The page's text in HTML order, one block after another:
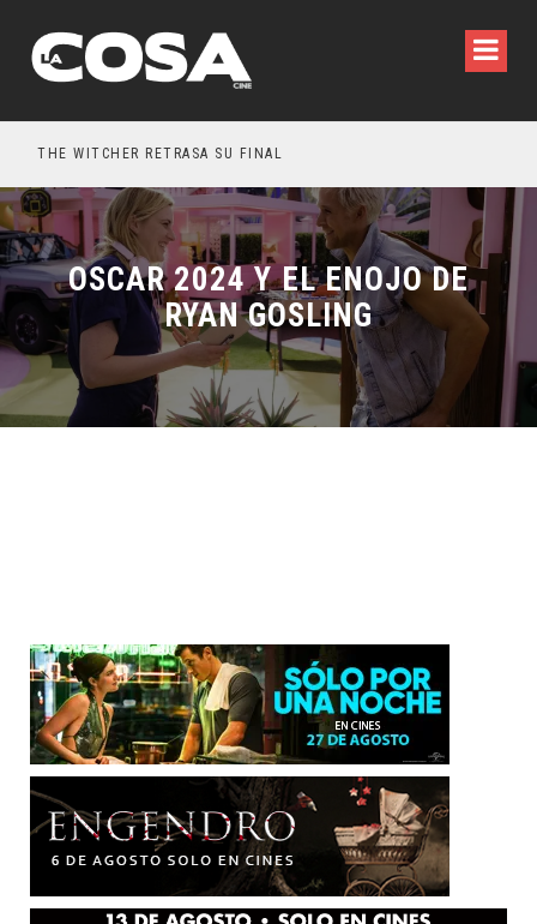
THE WITCHER RETRASA SU FINAL
OSCAR 2024 Y EL ENOJO DE
RYAN GOSLING